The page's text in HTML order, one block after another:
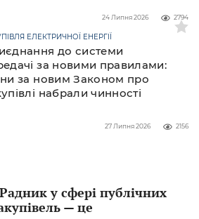
2794
24 Липня 2026
до системи
за новими правилами:
за новим Законом про
набрали чинності
ЕЛЕКТРИЧНОЇ ЕНЕРГІЇ
2156
27 Липня 2026
у сфері публічних
— це